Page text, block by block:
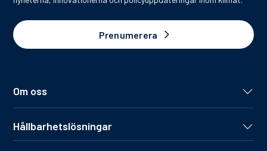
Om oss
Hållbarhetslösningar
Prenumerera